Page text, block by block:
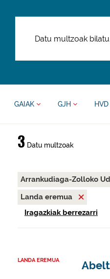
GAIAK GJH HVD
3Datu multzoak
Arrankudiaga-Zolloko
Landa eremua
Iragazkiak berrezarri
LANDA EREMUA